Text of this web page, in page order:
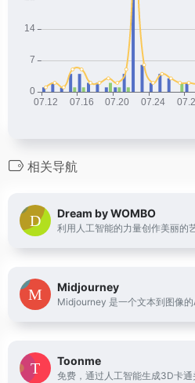
相关导航
Dream by WOMBO
Midjourney
Toonme
免费，通过人工智能生成3D卡